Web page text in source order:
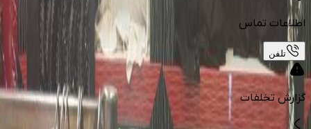
اطلاعات تماس
تلفن
گزارش تخلفات